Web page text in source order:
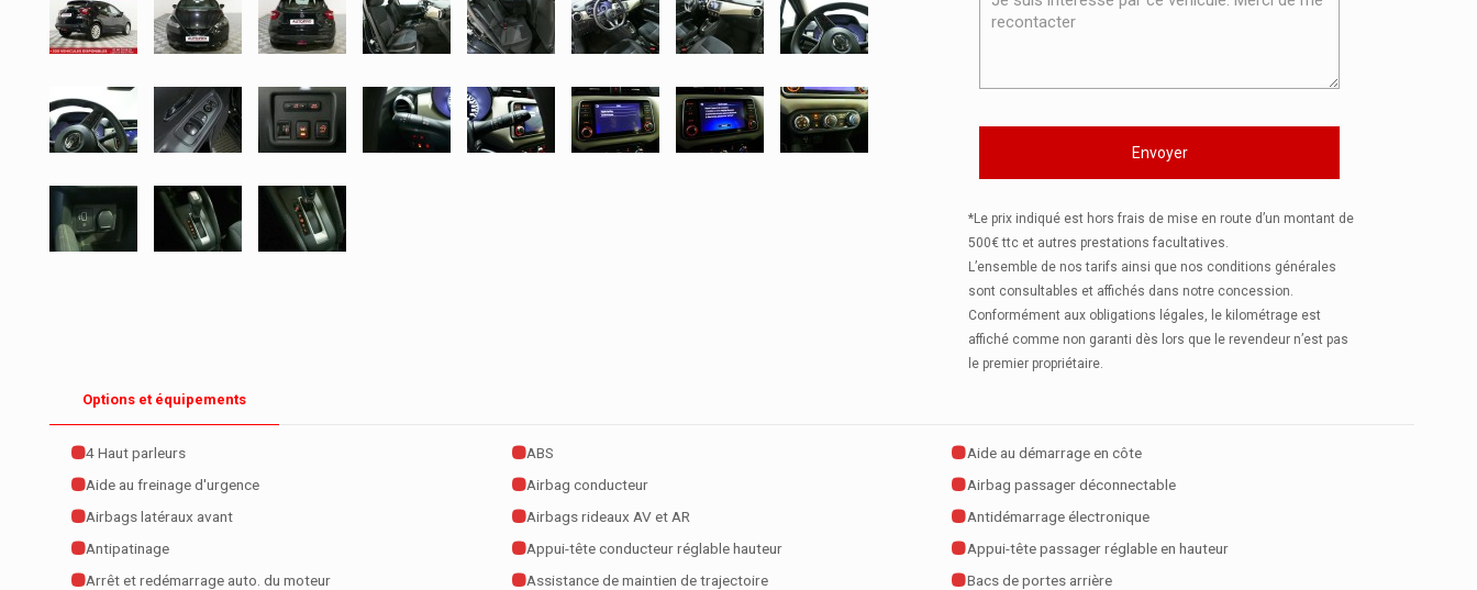
*Le prix indiqué est hors frais de mise en route d’un montant de
500€ ttc et autres prestations facultatives.
L’ensemble de nos tarifs ainsi que nos conditions générales
sont consultables et affichés dans notre concession.
Conformément aux obligations légales, le kilométrage est
affiché comme non garanti dès lors que le revendeur n’est pas
le premier propriétaire.
Options et équipements
4 Haut parleurs ABS
Aide au démarrage en côte
Aide au freinage d'urgence
Airbag conducteur
Airbag passager déconnectable
Airbags latéraux avant
Airbags rideaux AV et AR
Antidémarrage électronique
Antipatinage
Appui-tête conducteur réglable hauteur
Appui-tête passager réglable en hauteur
Arrêt et redémarrage auto. du moteur
Assistance de maintien de trajectoire
Bacs de portes arrière